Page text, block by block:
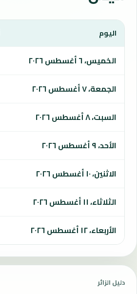
يعرض هذا الجدول مواقيت الصلاة لمدة 7 أيام في أليس، بما يشمل الفجر والشروق والظهر والعصر والمغرب والعشاء.
اليوم
الخميس، ٦ أغسطس ٢٠٢٦
الجمعة، ٧ أغسطس ٢٠٢٦
السبت، ٨ أغسطس ٢٠٢٦
الأحد، ٩ أغسطس ٢٠٢٦
الاثنين، ١٠ أغسطس ٢٠٢٦
الثلاثاء، ١١ أغسطس ٢٠٢٦
الأربعاء، ١٢ أغسطس ٢٠٢٦
دليل الزائر